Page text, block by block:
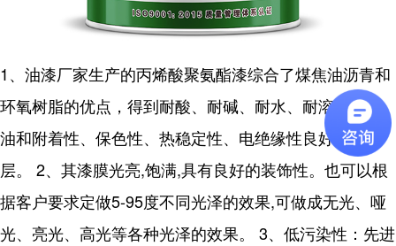
1、油漆厂家生产的丙烯酸聚氨酯漆综合了煤焦油沥青和
环氧树脂的优点，得到耐酸、耐碱、耐水、耐溶剂、耐
油和附着性、保色性、热稳定性、电绝缘性良好的涂
层。 2、其漆膜光亮,饱满,具有良好的装饰性。也可以根
据客户要求定做5-95度不同光泽的效果,可做成无光、哑
光、亮光、高光等各种光泽的效果。 3、低污染性：先进